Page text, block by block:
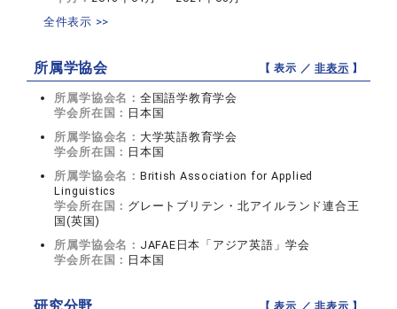
全件表示 >>
所属学協会 【 表示 ／非表示 】
所属学協会名： 全国語学教育学会
学会所在国： 日本国
所属学協会名： 大学英語教育学会
学会所在国： 日本国
所属学協会名： British Association for Applied
Linguistics
学会所在国： グレートブリテン・北アイルランド連合王
国(英国)
所属学協会名： JAFAE日本「アジア英語」学会
学会所在国： 日本国
研究分野 【 表示 ／非表示 】